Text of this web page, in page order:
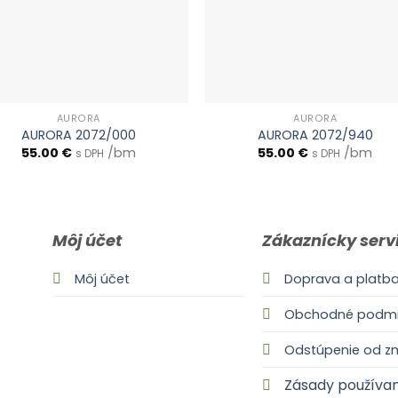
AURORA
AURORA 2072/000
55.00 € s DPH /bm
AURORA
AURORA 2072/940
55.00 € s DPH /bm
Môj účet
Môj účet
Zákaznícky
Doprava a
Obchodné
Odstúpenie od
Zásady